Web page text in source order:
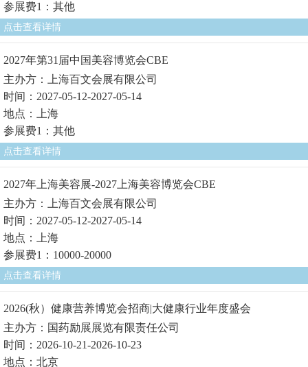
参展费1：其他
点击查看详情
2027年第31届中国美容博览会CBE
主办方：上海百文会展有限公司
时间：2027-05-12-2027-05-14
地点：上海
参展费1：其他
点击查看详情
2027年上海美容展-2027上海美容博览会CBE
主办方：上海百文会展有限公司
时间：2027-05-12-2027-05-14
地点：上海
参展费1：10000-20000
点击查看详情
2026(秋）健康营养博览会招商|大健康行业年度盛会
主办方：国药励展展览有限责任公司
时间：2026-10-21-2026-10-23
地点：北京